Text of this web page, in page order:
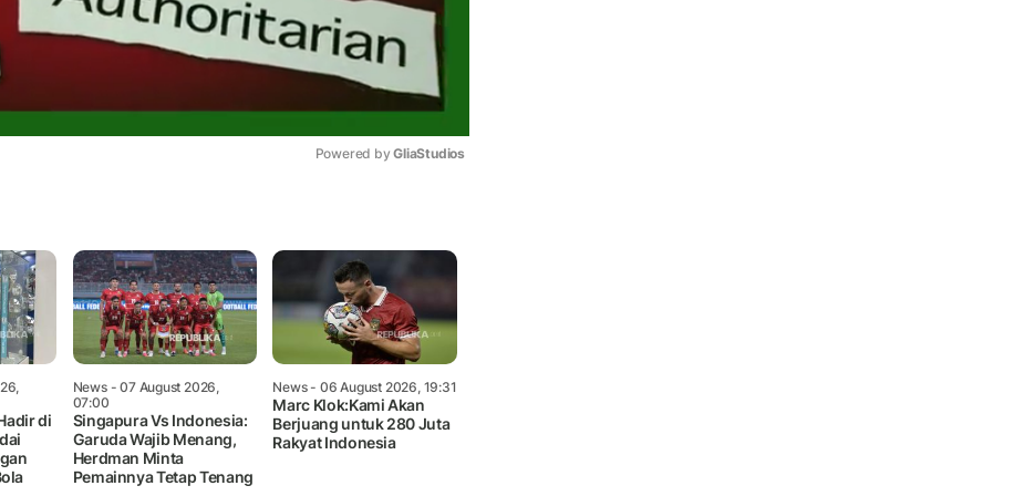
Powered by GliaStudios
di
News- 07 August 2026,
07:00
Singapura Vs Indonesia:
Garuda Wajib Menang,
Herdman Minta
Pemainnya Tetap Tenang
News- 06 August 2026, 19:31
Marc Klok:Kami Akan
Berjuang untuk 280 Juta
Rakyat Indonesia